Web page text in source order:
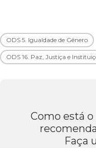
ODS 5. Igualdade de Gênero
ODS 16. Paz, Justiça e
Como está
Faça